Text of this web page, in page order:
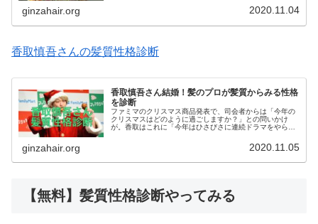
ginzahair.org 2020.11.04
香取慎吾さんの髪質性格診断
香取慎吾さん結婚！髪のプロが髪質からみる性格
を診断
ファミマのクリスマス商品発表で、司会者からは「今年の
クリスマスはどのように過ごしますか？」との問いかけ
が。香取はこれに「今年はひさびさに連続ドラマをやらせ
ginzahair.org 2020.11.05
【無料】髪質性格診断やってみる